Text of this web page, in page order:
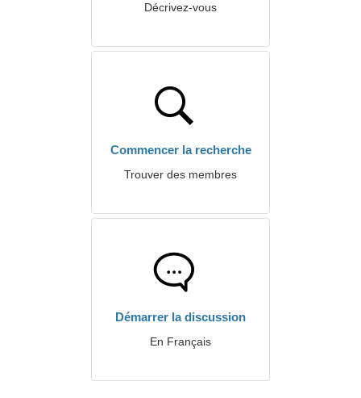
Décrivez-vous
Commencer la recherche
Trouver des membres
Démarrer la discussion
En Français